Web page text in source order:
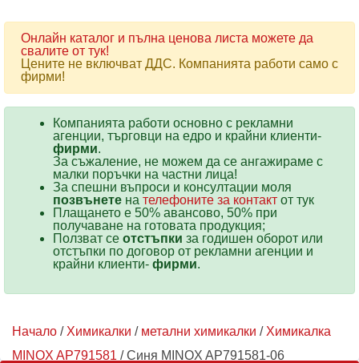
Онлайн каталог и пълна ценова листа можете да
свалите от тук!
Цените не включват ДДС. Компанията работи само с
фирми!
Компанията работи основно с рекламни
агенции, търговци на едро и крайни клиенти-
фирми.
За съжаление, не можем да се ангажираме с
малки поръчки на частни лица!
За спешни въпроси и консултации моля
позвънете на телефоните за контакт от тук
Плащането е 50% авансово, 50% при
получаване на готовата продукция;
Ползват се отстъпки за годишен оборот или
отстъпки по договор от рекламни агенции и
крайни клиенти- фирми.
Начало / Химикалки / метални химикалки / Химикалка
MINOX AP791581 / Синя MINOX AP791581-06